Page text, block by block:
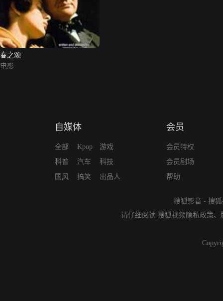
春之颂
电影
自媒体
全部
科普
国风
Kpop
汽车
搞笑
游戏
科技
出品人
会员
会员特权
会员剧场
帮助
搜狐影音 - 搜
请仔细阅读 搜狐视频隐私政策、